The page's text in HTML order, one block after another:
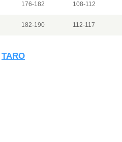
176-182 108-112
182-190 112-117
TARO